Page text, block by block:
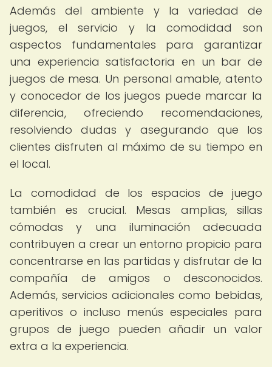
Además del ambiente y la variedad de
juegos, el servicio y la comodidad son
aspectos fundamentales para garantizar
una experiencia satisfactoria en un bar de
juegos de mesa. Un personal amable, atento
y conocedor de los juegos puede marcar la
diferencia, ofreciendo recomendaciones,
resolviendo dudas y asegurando que los
clientes disfruten al máximo de su tiempo en
el local.
La comodidad de los espacios de juego
también es crucial. Mesas amplias, sillas
cómodas y una iluminación adecuada
contribuyen a crear un entorno propicio para
concentrarse en las partidas y disfrutar de la
compañía de amigos o desconocidos.
Además, servicios adicionales como bebidas,
aperitivos o incluso menús especiales para
grupos de juego pueden añadir un valor
extra a la experiencia.